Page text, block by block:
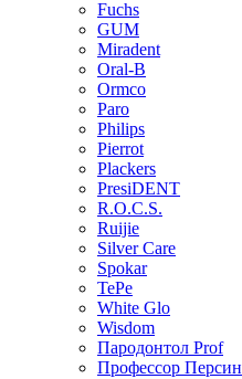
Fuchs
GUM
Miradent
Oral-B
Ormco
Paro
Philips
Pierrot
Plackers
PresiDENT
R.O.C.S.
Ruijie
Silver Care
Spokar
TePe
White Glo
Wisdom
Пародонтол Prof
Профессор Персин